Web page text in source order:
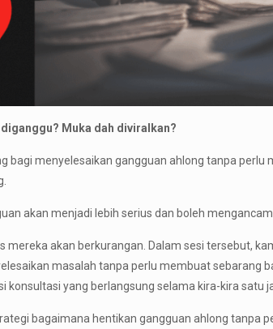
Muka dah diviralkan?
menyelesaikan gangguan ahlong tanpa perlu
akan menjadi lebih serius dan boleh
akan berkurangan. Dalam sesi tersebut,
masalah tanpa perlu membuat sebarang
yang berlangsung selama kira-kira satu
bagaimana hentikan gangguan ahlong tanpa